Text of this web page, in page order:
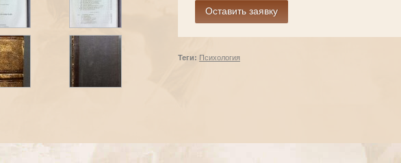
Теги: Психология